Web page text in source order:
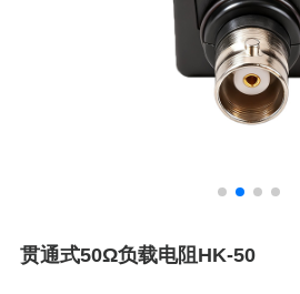
贯通式50Ω负载电阻HK-50